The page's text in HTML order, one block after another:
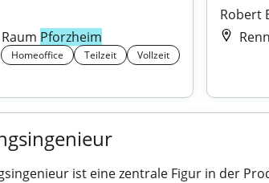
Pforzheim
Homeoffice Teilzeit Vollzeit
Robert
ist eine zentrale Figur in der